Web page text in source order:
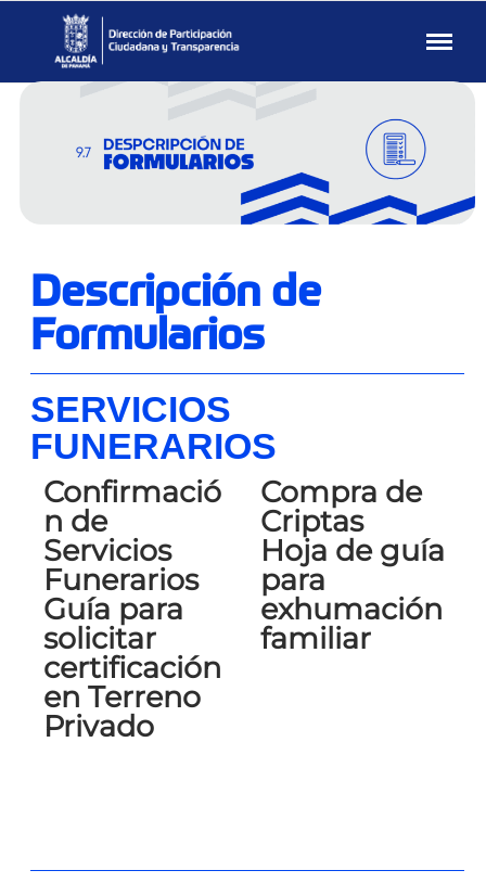
Transparencia
MUPA
Municipio
de
Descripción de
Formularios
SERVICIOS
FUNERARIOS
Confirmació
n de
Servicios
Funerarios
Guía para
solicitar
certificación
en Terreno
Privado
Compra de
Criptas
Hoja de guía
para
exhumación
familiar